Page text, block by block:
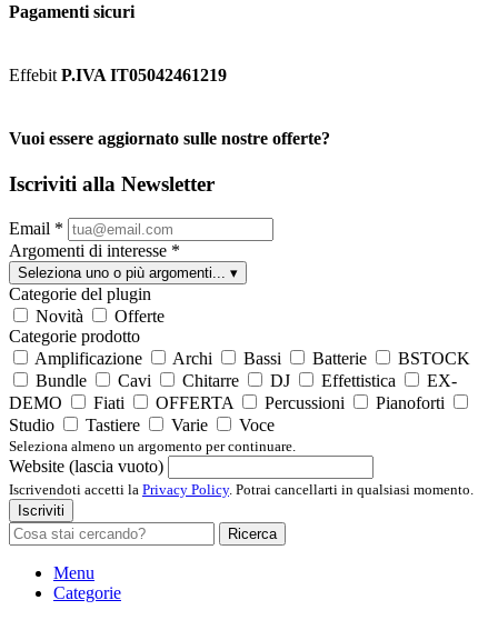
Pagamenti sicuri
Effebit P.IVA IT05042461219
Vuoi essere aggiornato sulle nostre offerte?
Iscriviti alla Newsletter
Email *
Argomenti di interesse *
Seleziona uno o più argomenti... ▾
Categorie del plugin
Novità
Offerte
Categorie prodotto
Amplificazione
Archi Bassi Batterie
BSTOCK
Bundle
Cavi Chitarre DJ Effettistica
EX-
DEMO
Fiati OFFERTA Percussioni
Pianoforti
Studio
Tastiere Varie Voce
Seleziona almeno un argomento per continuare.
Website (lascia vuoto)
Iscrivendoti accetti la Privacy Policy. Potrai cancellarti in qualsiasi momento.
Iscriviti
Ricerca
Menu
Categorie